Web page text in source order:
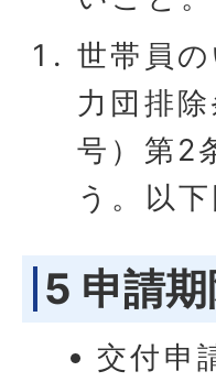
世帯員
力団排
号）第2
う。以
5 申請
交付申